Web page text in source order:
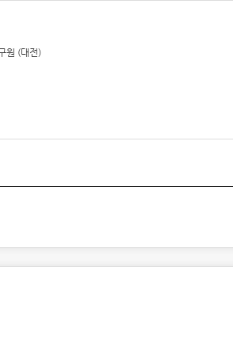
원 (대전)